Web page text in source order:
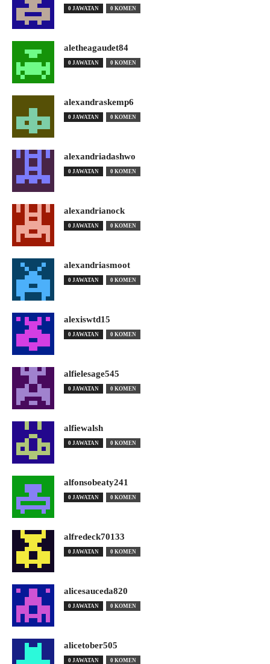
0 JAWATAN 0 KOMEN
aletheagaudet84
0 JAWATAN 0 KOMEN
alexandraskemp6
0 JAWATAN 0 KOMEN
alexandriadashwo
0 JAWATAN 0 KOMEN
alexandrianock
0 JAWATAN 0 KOMEN
alexandriasmoot
0 JAWATAN 0 KOMEN
alexiswtd15
0 JAWATAN 0 KOMEN
alfielesage545
0 JAWATAN 0 KOMEN
alfiewalsh
0 JAWATAN 0 KOMEN
alfonsobeaty241
0 JAWATAN 0 KOMEN
alfredeck70133
0 JAWATAN 0 KOMEN
alicesauceda820
0 JAWATAN 0 KOMEN
alicetober505
0 JAWATAN 0 KOMEN